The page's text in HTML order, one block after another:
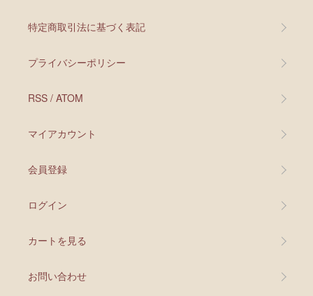
特定商取引法に基づく表記
プライバシーポリシー
RSS / ATOM
マイアカウント
会員登録
ログイン
カートを見る
お問い合わせ